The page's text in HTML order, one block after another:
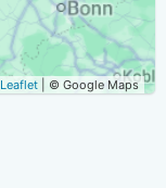
Leaflet | © Google Maps